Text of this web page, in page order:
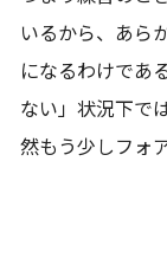
いるから、あら
になるわけであ
ない」状況下で
然もう少しフォ